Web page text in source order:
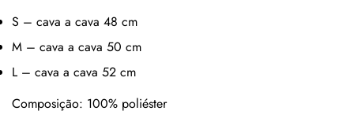
S – cava a cava 48 cm
M – cava a cava 50 cm
L – cava a cava 52 cm
Composição: 100% poliéster